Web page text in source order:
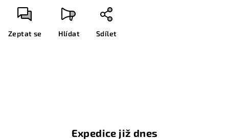
Zeptat se Hlídat Sdílet
Expedice již dnes